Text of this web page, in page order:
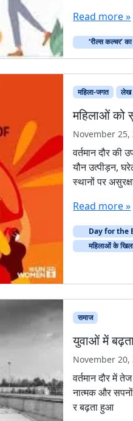
Read more »
‘रील्स कल्चर’
महिला-जगत लेख
महिलाओं को
November 25,
वर्तमान दौर की
यौन उत्पीड़न,
स्थानों पर
Read more »
Day for the
महिलाओं के
समाज
युवाओं में
November 20,
वर्तमान दौर में
नात्मक और सपनों
र बढ़ता हुआ